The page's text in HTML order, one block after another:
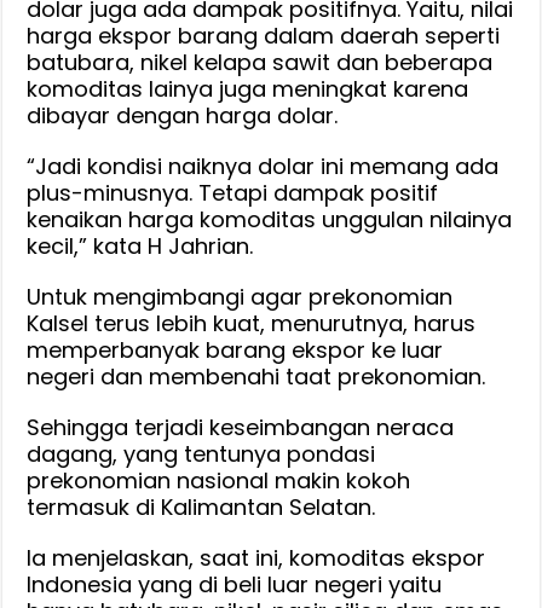
dolar juga ada dampak positifnya. Yaitu, nilai
harga ekspor barang dalam daerah seperti
batubara, nikel kelapa sawit dan beberapa
komoditas lainya juga meningkat karena
dibayar dengan harga dolar.
“Jadi kondisi naiknya dolar ini memang ada
plus-minusnya. Tetapi dampak positif
kenaikan harga komoditas unggulan nilainya
kecil,” kata H Jahrian.
Untuk mengimbangi agar prekonomian
Kalsel terus lebih kuat, menurutnya, harus
memperbanyak barang ekspor ke luar
negeri dan membenahi taat prekonomian.
Sehingga terjadi keseimbangan neraca
dagang, yang tentunya pondasi
prekonomian nasional makin kokoh
termasuk di Kalimantan Selatan.
Ia menjelaskan, saat ini, komoditas ekspor
Indonesia yang di beli luar negeri yaitu